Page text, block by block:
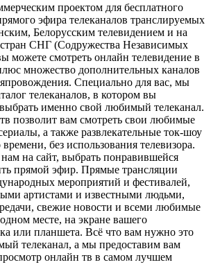
проектом для бесплатного
эфира телеканалов транслируемых
Белорусским телевидением и на
СНГ (Содружества Независимых
можете смотреть онлайн телевидение в
множество дополнительных каналов
Специально для вас, мы
телеканалов, в котором вы
именно свой любимый телеканал.
позволит вам смотреть свои любимые
а также развлекательные ток-шоу
без использования телевизора.
на сайт, выбрать понравившейся
прямой эфир. Прямые трансляции
мероприятий и фестивалей,
артистами и известными людьми,
свежие новости и всеми любимые
месте, на экране вашего
или планшета. Всё что вам нужно это
телеканал, а мы предоставим вам
онлайн тв в самом лучшем